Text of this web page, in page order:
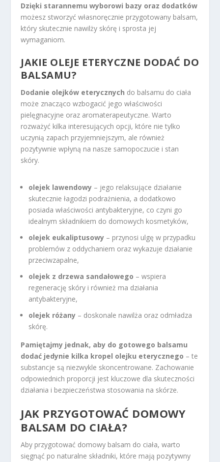
Dzięki starannemu wyborowi bazy oraz dodatków
możesz stworzyć własnoręcznie przygotowany balsam,
który skutecznie nawilży skórę i sprosta jej
wymaganiom.
JAKIE OLEJE ETERYCZNE DODAĆ DO
BALSAMU?
Dodanie olejków eterycznych do balsamu do ciała
może znacząco wzbogacić jego właściwości
pielęgnacyjne oraz aromaterapeutyczne. Warto
rozważyć kilka interesujących opcji, które nie tylko
uczynią zapach przyjemniejszym, ale również
pozytywnie wpłyną na nasze samopoczucie i stan
skóry.
olejek lawendowy – jego relaksujące działanie
skutecznie łagodzi podrażnienia, a dodatkowo
posiada właściwości antybakteryjne, co czyni go
idealnym składnikiem do domowych kosmetyków,
olejek eukaliptusowy – przynosi ulgę w przypadku
problemów z oddychaniem oraz wykazuje działanie
przeciwzapalne,
olejek z drzewa sandałowego – wspiera
regenerację skóry i również ma działania
antybakteryjne,
olejek różany – doskonale nawilża oraz odmładza
skórę.
Pamiętajmy jednak, aby do gotowego balsamu
dodać jedynie kilka kropel olejku eterycznego – te
substancje są niezwykle skoncentrowane. Zachowanie
odpowiednich proporcji jest kluczowe dla skuteczności
działania i bezpieczeństwa stosowania na skórze.
JAK PRZYGOTOWAĆ DOMOWY
BALSAM DO CIAŁA?
Aby przygotować domowy balsam do ciała, warto
sięgnąć po naturalne składniki, które mają pozytywny